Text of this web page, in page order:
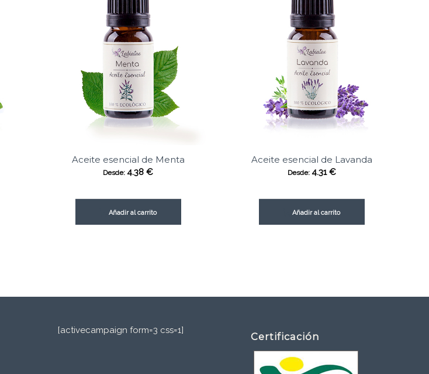
Aceite esencial de Menta
Desde:4.38€
Añadir al carrito
Aceite esencial de Lavanda
Desde: 4.31€
Añadir al carrito
[activecampaign form=3 css=1]
Certificación